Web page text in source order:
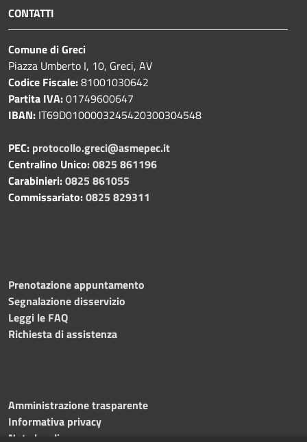
CONTATTI
Comune di Greci
Piazza Umberto I, 10, Greci, AV
Codice Fiscale:81001030642
Partita IVA:01749600647
IBAN: IT69D0100003245420300304548
PEC: protocollo.greci@asmepec.it
Centralino Unico:0825 861196
Carabinieri:0825 861055
Commissariato:0825 829311
Prenotazione appuntamento
Segnalazione disservizio
Leggi le FAQ
Richiesta di assistenza
Amministrazione trasparente
Informativa privacy
Note legali